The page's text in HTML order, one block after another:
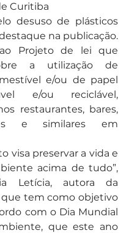
Curitiba
desuso de plásticos
na publicação.
Projeto de lei que
a utilização de
e/ou de papel
e/ou reciclável,
restaurantes, bares,
e similares em
visa preservar a vida e
acima de tudo”,
Letícia, autora da
que tem como objetivo
com o Dia Mundial
que este ano